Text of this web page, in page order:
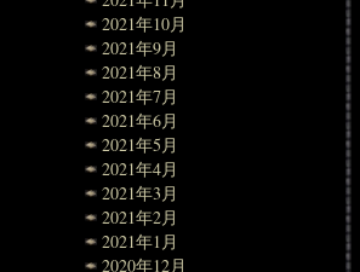
2021年10月
2021年9月
2021年8月
2021年7月
2021年6月
2021年5月
2021年4月
2021年3月
2021年2月
2021年1月
2020年12月